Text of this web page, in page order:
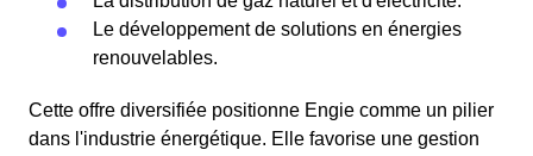
Le développement de solutions en énergies
renouvelables.
Cette offre diversifiée positionne Engie comme un pilier
dans l'industrie énergétique. Elle favorise une gestion